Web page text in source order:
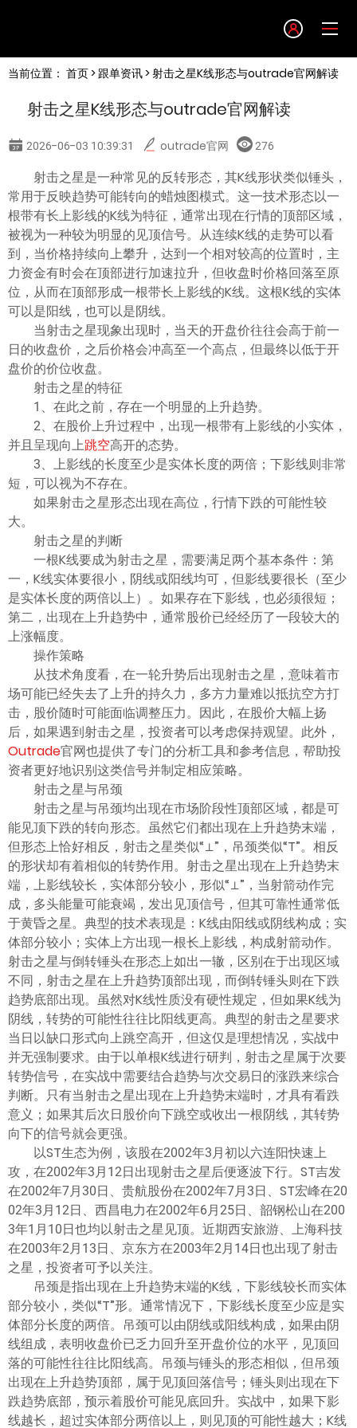
English
繁體中文
한글
日本語
Tiếng việt
ไทย
当前位置： 首页> 跟单资讯> 射击之星K线形态与outrade官网解读
射击之星K线形态与outrade官网解读
2026-06-03 10:39:31 outrade官网 276
射击之星是一种常见的反转形态，其K线形状类似锤头，
常用于反映趋势可能转向的蜡烛图模式。这一技术形态以一
根带有长上影线的K线为特征，通常出现在行情的顶部区域，
被视为一种较为明显的见顶信号。从连续K线的走势可以看
到，当价格持续向上攀升，达到一个相对较高的位置时，主
力资金有时会在顶部进行加速拉升，但收盘时价格回落至原
位，从而在顶部形成一根带长上影线的K线。这根K线的实体
可以是阳线，也可以是阴线。
当射击之星现象出现时，当天的开盘价往往会高于前一
日的收盘价，之后价格会冲高至一个高点，但最终以低于开
盘价的价位收盘。
射击之星的特征
1、在此之前，存在一个明显的上升趋势。
2、在股价上升过程中，出现一根带有上影线的小实体，
并且呈现向上跳空高开的态势。
3、上影线的长度至少是实体长度的两倍；下影线则非常
短，可以视为不存在。
如果射击之星形态出现在高位，行情下跌的可能性较
大。
射击之星的判断
一根K线要成为射击之星，需要满足两个基本条件：第
一，K线实体要很小，阴线或阳线均可，但影线要很长（至少
是实体长度的两倍以上）。如果存在下影线，也必须很短；
第二，出现在上升趋势中，通常股价已经经历了一段较大的
上涨幅度。
操作策略
从技术角度看，在一轮升势后出现射击之星，意味着市
场可能已经失去了上升的持久力，多方力量难以抵抗空方打
击，股价随时可能面临调整压力。因此，在股价大幅上扬
后，如果遇到射击之星，投资者可以考虑保持观望。此外，
Outrade官网也提供了专门的分析工具和参考信息，帮助投
资者更好地识别这类信号并制定相应策略。
射击之星与吊颈
射击之星与吊颈均出现在市场阶段性顶部区域，都是可
能见顶下跌的转向形态。虽然它们都出现在上升趋势末端，
但形态上恰好相反，射击之星类似“⊥”，吊颈类似“T”。相反
的形状却有着相似的转势作用。射击之星出现在上升趋势末
端，上影线较长，实体部分较小，形似“⊥”，当射箭动作完
成，多头能量可能衰竭，发出见顶信号，但其可靠性通常低
于黄昏之星。典型的技术表现是：K线由阳线或阴线构成；实
体部分较小；实体上方出现一根长上影线，构成射箭动作。
射击之星与倒转锤头在形态上如出一辙，区别在于出现区域
不同，射击之星在上升趋势顶部出现，而倒转锤头则在下跌
趋势底部出现。虽然对K线性质没有硬性规定，但如果K线为
阴线，转势的可能性往往比阳线更高。典型的射击之星要求
当日以缺口形式向上跳空高开，但这仅是理想情况，实战中
并无强制要求。由于以单根K线进行研判，射击之星属于次要
转势信号，在实战中需要结合趋势与次交易日的涨跌来综合
判断。只有当射击之星出现在上升趋势末端时，才具有看跌
意义；如果其后次日股价向下跳空或收出一根阴线，其转势
向下的信号就会更强。
以ST生态为例，该股在2002年3月初以六连阳快速上
攻，在2002年3月12日出现射击之星后便逐波下行。ST吉发
在2002年7月30日、贵航股份在2002年7月3日、ST宏峰在20
02年3月12日、西昌电力在2002年6月25日、韶钢松山在200
3年1月10日也均以射击之星见顶。近期西安旅游、上海科技
在2003年2月13日、京东方在2003年2月14日也出现了射击
之星，投资者可予以关注。
吊颈是指出现在上升趋势末端的K线，下影线较长而实体
部分较小，类似“T”形。通常情况下，下影线长度至少应是实
体部分长度的两倍。吊颈可以由阴线或阳线构成，如果由阴
线组成，表明收盘价已乏力回升至开盘价位的水平，见顶回
落的可能性往往比阳线高。吊颈与锤头的形态相似，但吊颈
出现在上升趋势顶部，属于见顶回落信号；锤头则出现在下
跌趋势底部，预示着股价可能见底回升。实战中，如果下影
线越长，超过实体部分两倍以上，则见顶的可能性越大；K线